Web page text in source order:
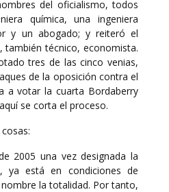
del oficialismo, todos
química, una ingeniera
y un abogado; y reiteró el
también técnico, economista.
tres de las cinco venias,
de la oposición contra el
a votar la cuarta Bordaberry
se corta el proceso.
2005 una vez designada la
ya está en condiciones de
la totalidad. Por tanto,